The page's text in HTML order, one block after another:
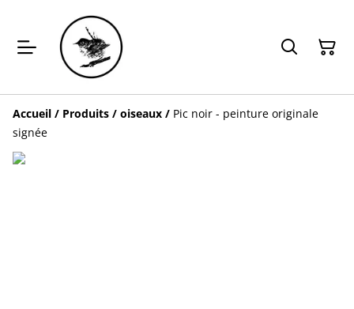
Accueil / Produits / oiseaux / Pic noir - peinture originale
signée